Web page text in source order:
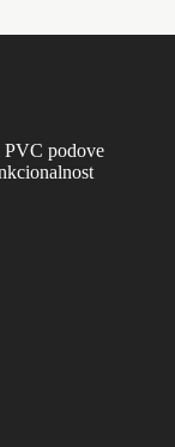
PVC podove